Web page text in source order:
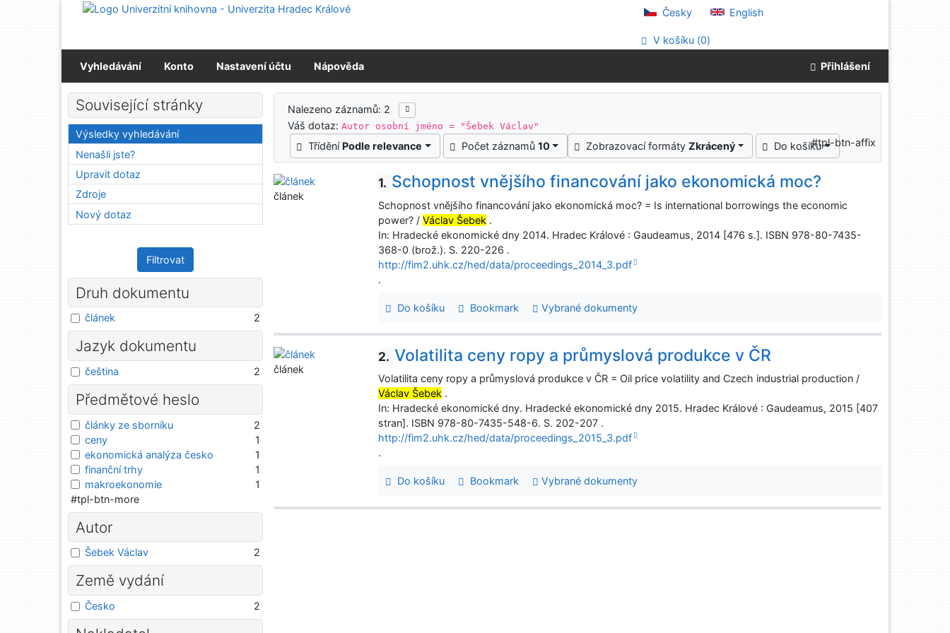
Přejít na obsah
Česky English
V košíku (0)
Vyhledávání Konto Nastavení účtu Nápověda Přihlášení
Výsledky vyhledávání
Nalezeno záznamů: 2
Váš dotaz:Autor osobní jméno = "Šebek Václav"
Třídění Podle relevance Počet záznamů 10 Zobrazovací formáty Zkrácený Do košíku#tpl-btn-affix
1. Schopnost vnějšího financování jako ekonomická moc?
Schopnost vnějšího financování jako ekonomická moc? = Is international borrowings the economic
power? /Václav Šebek .
In: Hradecké ekonomické dny 2014. Hradec Králové : Gaudeamus, 2014 [476 s.]. ISBN 978-80-7435-
368-0 (brož.). S. 220-226 .
http://fim2.uhk.cz/hed/data/proceedings_2014_3.pdf
.
Do košíku Bookmark Vybrané dokumenty
článek
2. Volatilita ceny ropy a průmyslová produkce v ČR
Volatilita ceny ropy a průmyslová produkce v ČR = Oil price volatility and Czech industrial production /
Václav Šebek .
In: Hradecké ekonomické dny. Hradecké ekonomické dny 2015. Hradec Králové : Gaudeamus, 2015 [407
stran]. ISBN 978-80-7435-548-6. S. 202-207 .
http://fim2.uhk.cz/hed/data/proceedings_2015_3.pdf
.
Do košíku Bookmark Vybrané dokumenty
článek
Související stránky
Výsledky vyhledávání
Nenašli jste?
Upravit dotaz
Zdroje
Nový dotaz
Filtrovat
Druh dokumentu
článek 2
Jazyk dokumentu
čeština 2
Předmětové heslo
články ze sborníku
2
ceny
1
ekonomická analýza česko
1
finanční trhy
1
makroekonomie
1
#tpl-btn-more
Autor
Šebek Václav 2
Země vydání
Česko 2